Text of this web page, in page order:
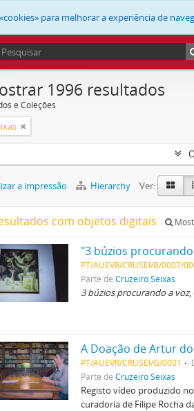
para melhorar a experiência de
1996 resultados
e Coleções
a impressão Hierarchy Ver:
com objetos digitais
"3 búzios
PT/AUEVR/CRUSEI/B/0007/
Parte deCruzeiro Seixas
3 búzios procurando a voz,
A Doação de Artur
PT/AUEVR/CRUSEI/G/0001
Parte deCruzeiro Seixas
Registo vídeo produzido
curadoria de Filipe Rocha